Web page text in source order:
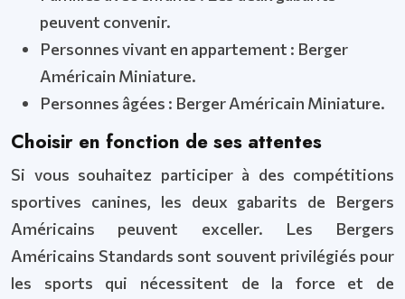
peuvent convenir.
Personnes vivant en appartement : Berger
Américain Miniature.
Personnes âgées : Berger Américain Miniature.
Choisir en fonction de ses attentes
Si vous souhaitez participer à des compétitions
sportives canines, les deux gabarits de Bergers
Américains peuvent exceller. Les Bergers
Américains Standards sont souvent privilégiés pour
les sports qui nécessitent de la force et de